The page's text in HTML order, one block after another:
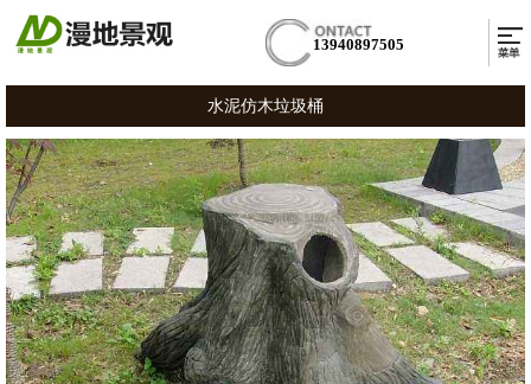
13940897505
水泥仿木垃圾桶